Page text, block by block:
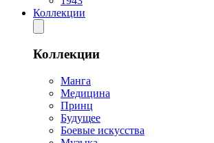
Коллекции
Коллекции
Манга
Медицина
Принц
Будущее
Боевые искусства